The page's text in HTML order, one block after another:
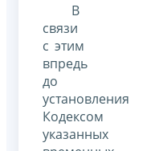
В
связи
с этим
впредь
до
установления
Кодексом
указанных